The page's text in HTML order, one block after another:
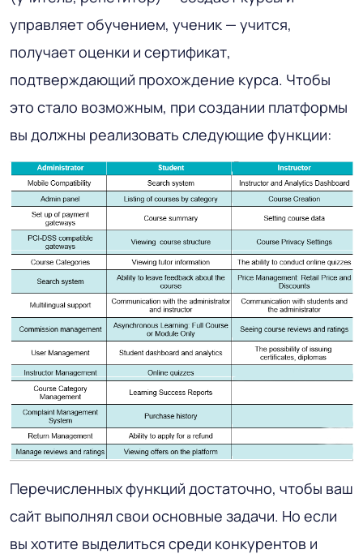
управляет обучением, ученик — учится,
получает оценки и сертификат,
подтверждающий прохождение курса. Чтобы
это стало возможным, при создании платформы
вы должны реализовать следующие функции:
Перечисленных функций достаточно, чтобы ваш
сайт выполнял свои основные задачи. Но если
вы хотите выделиться среди конкурентов и